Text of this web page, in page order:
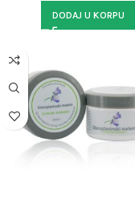
DODAJ U KORPU